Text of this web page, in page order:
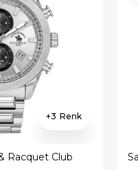
3
Racquet Club